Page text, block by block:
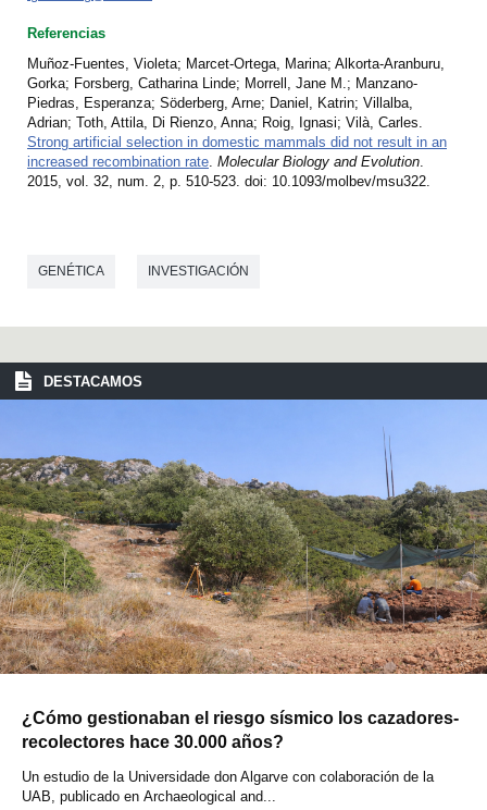
Referencias
Muñoz-Fuentes, Violeta; Marcet-Ortega, Marina; Alkorta-Aranburu,
Gorka; Forsberg, Catharina Linde; Morrell, Jane M.; Manzano-
Piedras, Esperanza; Söderberg, Arne; Daniel, Katrin; Villalba,
Adrian; Toth, Attila, Di Rienzo, Anna; Roig, Ignasi; Vilà, Carles.
Strong artificial selection in domestic mammals did not result in an
increased recombination rate. Molecular Biology and Evolution.
2015, vol. 32, num. 2, p. 510-523. doi: 10.1093/molbev/msu322.
GENÉTICA INVESTIGACIÓN
DESTACAMOS
¿Cómo gestionaban el riesgo sísmico los cazadores-
recolectores hace 30.000 años?
Un estudio de la Universidade don Algarve con colaboración de la
UAB, publicado en Archaeological and...